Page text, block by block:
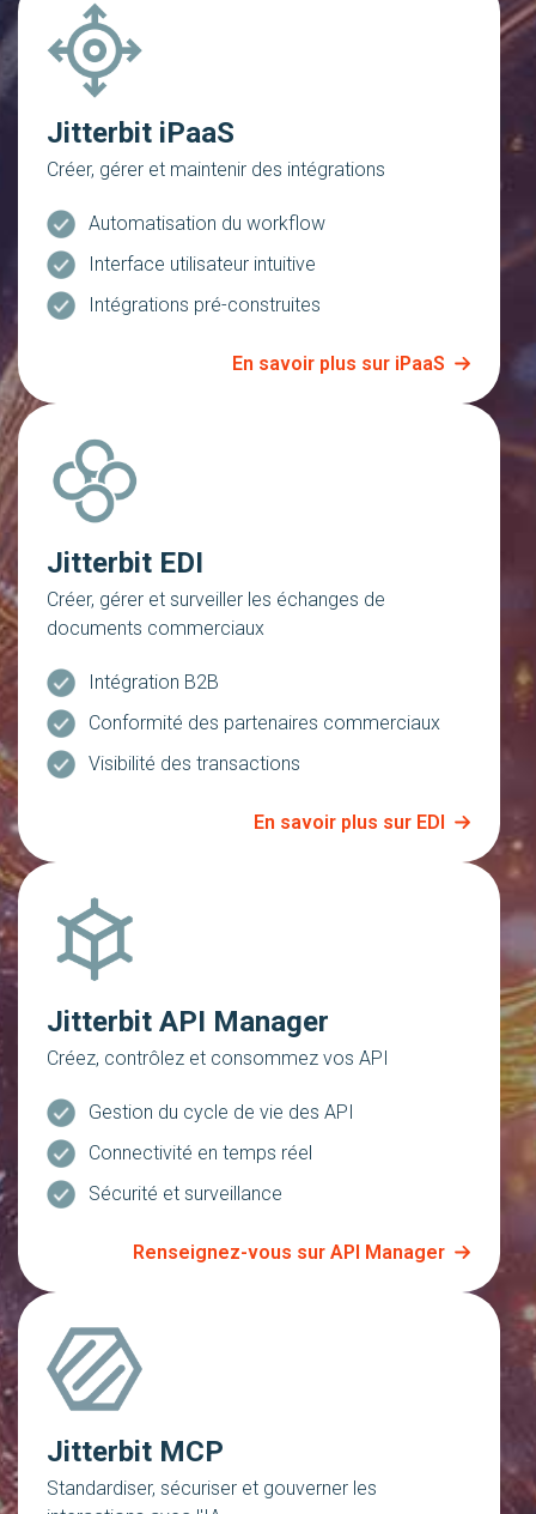
Jitterbit iPaaS
Créer, gérer et maintenir des intégrations
Automatisation du workflow
Interface utilisateur intuitive
Intégrations pré-construites
En savoir plus sur iPaaS
Jitterbit EDI
Créer, gérer et surveiller les échanges de
documents commerciaux
Intégration B2B
Conformité des partenaires commerciaux
Visibilité des transactions
En savoir plus sur EDI
Jitterbit API Manager
Créez, contrôlez et consommez vos API
Gestion du cycle de vie des API
Connectivité en temps réel
Sécurité et surveillance
Renseignez-vous sur API Manager
Jitterbit MCP
Standardiser, sécuriser et gouverner les